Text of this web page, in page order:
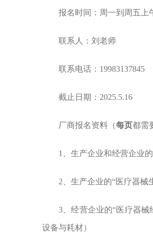
报名时间：周一到周五上
联系人：刘老师
联系电话：19983137845
截止日期：2025.5.16
厂商报名资料（每页都需
1 、生产企业和经营企业的
2、生产企业的“医疗器械
3、经营企业的“医疗器械
设备与耗材）